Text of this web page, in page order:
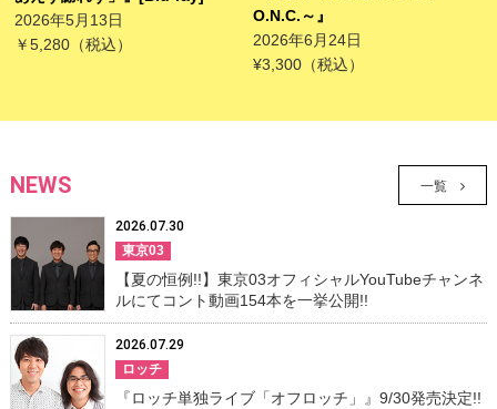
2026年5月13日
￥5,280（税込）
O.N.C.～』
2026年6月24日
¥3,300（税込）
NEWS 一覧
2026.07.30
東京03
【夏の恒例!!】東京03オフィシャルYouTubeチャンネ
ルにてコント動画154本を一挙公開!!
2026.07.29
ロッチ
『ロッチ単独ライブ「オフロッチ」』9/30発売決定!!